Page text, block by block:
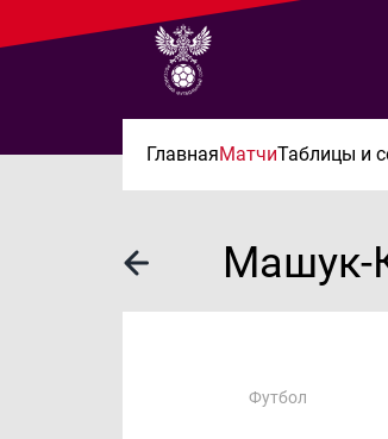
ГлавнаяМатчиТаблицы и
Машук-
Футбол